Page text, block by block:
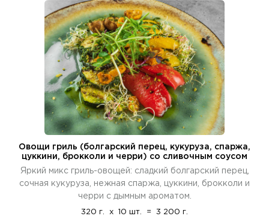
Овощи гриль (болгарский перец, кукуруза, спаржа,
цуккини, брокколи и черри) со сливочным соусом
Яркий микс гриль-овощей: сладкий болгарский перец,
сочная кукуруза, нежная спаржа, цуккини, брокколи и
черри с дымным ароматом.
320 г. x 10 шт. = 3 200 г.